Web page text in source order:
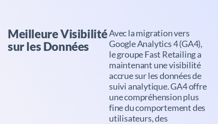
Meilleure Visibilité
sur les Données
Avec la migration vers
Google Analytics 4 (GA4),
le groupe Fast Retailing a
maintenant une visibilité
accrue sur les données de
suivi analytique. GA4 offre
une compréhension plus
fine du comportement des
utilisateurs, des